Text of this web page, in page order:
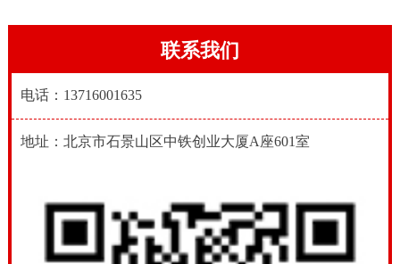
联系我们
电话：13716001635
地址：北京市石景山区中铁创业大厦A座601室